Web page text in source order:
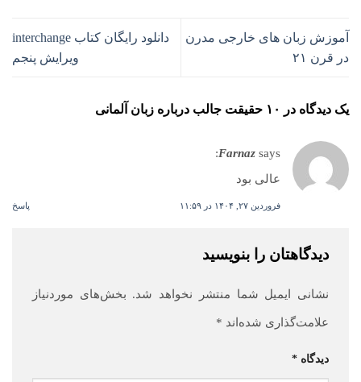
آموزش زبان های خارجی مدرن
در قرن ۲۱
دانلود رایگان کتاب interchange
ویرایش پنجم
یک دیدگاه در ۱۰ حقیقت جالب درباره زبان آلمانی
Farnaz says:
عالی بود
فروردین ۲۷, ۱۴۰۴ در ۱۱:۵۹ پاسخ
دیدگاهتان را بنویسید
نشانی ایمیل شما منتشر نخواهد شد. بخش‌های موردنیاز
علامت‌گذاری شده‌اند *
دیدگاه *